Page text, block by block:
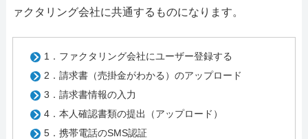
ァクタリング会社に共通するものになります。
1．ファクタリング会社にユーザー登録する
2．請求書（売掛金がわかる）のアップロード
3．請求書情報の入力
4．本人確認書類の提出（アップロード）
5．携帯電話のSMS認証